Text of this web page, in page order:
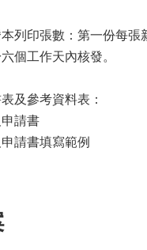
本列印張數：第一份每
個工作天內核發。
及參考資料表：
申請書
請書填寫範例